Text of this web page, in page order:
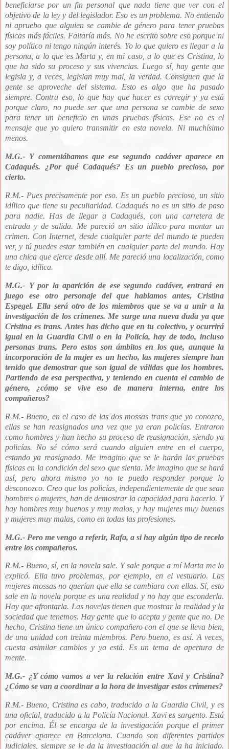
beneficiarse por un fin personal que nada tiene que ver con el
objetivo de la ley y del legislador. Eso es un problema. No entiendo
ni apruebo que alguien se cambie de género para tener pruebas
físicas más fáciles. Faltaría más. No he escrito sobre eso porque ni
soy político ni tengo ningún interés. Yo lo que quiero es llegar a la
persona, a lo que es Marta y, en mi caso, a lo que es Cristina, lo
que ha sido su proceso y sus vivencias. Luego sí, hay gente que
legisla y, a veces, legislan muy mal, la verdad. Consiguen que la
gente se aproveche del sistema. Esto es algo que ha pasado
siempre. Contra eso, lo que hay que hacer es corregir y ya está
porque claro, no puede ser que una persona se cambie de sexo
para tener un beneficio en unas pruebas físicas. Ese no es el
mensaje que yo quiero transmitir en esta novela. Ni muchísimo
menos.
M.G.- Y comentábamos que ese segundo cadáver aparece en
Cadaqués. ¿Por qué Cadaqués? Es un pueblo precioso, por
cierto.
R.M.- Pues precisamente por eso. Es un pueblo precioso, un sitio
idílico que tiene su peculiaridad. Cadaqués no es un sitio de paso
para nadie. Has de llegar a Cadaqués, con una carretera de
entrada y de salida. Me pareció un sitio idílico para montar un
crimen. Con Internet, desde cualquier parte del mundo te pueden
ver, y tú puedes estar también en cualquier parte del mundo. Hay
una chica que ejerce desde allí. Me pareció una localización, como
te digo, idílica.
M.G.- Y por la aparición de ese segundo cadáver, entrará en
juego ese otro personaje del que hablamos antes, Cristina
Espegel. Ella será otro de los miembros que se va a unir a la
investigación de los crímenes. Me surge una nueva duda ya que
Cristina es trans. Antes has dicho que en tu colectivo, y ocurrirá
igual en la Guardia Civil o en la Policía, hay de todo, incluso
personas trans. Pero estos son ámbitos en los que, aunque la
incorporación de la mujer es un hecho, las mujeres siempre han
tenido que demostrar que son igual de válidas que los hombres.
Partiendo de esa perspectiva, y teniendo en cuenta el cambio de
género, ¿cómo se vive eso de manera interna, entre los
compañeros?
R.M.- Bueno, en el caso de las dos mossas trans que yo conozco,
ellas se han reasignados una vez que ya eran policías. Entraron
como hombres y han hecho su proceso de reasignación, siendo ya
policías. No sé cómo será cuando alguien entre en el cuerpo,
estando ya reasignado. Me imagino que se le harán las pruebas
físicasen la condición del sexo que sienta. Me imagino que se hará
así, pero ahora mismo yo no te puedo responder porque lo
desconozco. Creo que los policías, independientemente de que sean
hombres o mujeres, han de demostrar la capacidad para hacerlo. Y
hay hombres muy buenos y muy malos, y hay mujeres muy buenas
y mujeres muy malas, como en todas las profesiones.
M.G.- Pero me vengo a referir, Rafa, a si hay algún tipo de recelo
entre los compañeros.
R.M.- Bueno, sí, en la novela sale. Y sale porque a mí Marta me lo
explicó. Ella tuvo problemas, por ejemplo, en el vestuario. Las
mujeres mossas no querían que ella se cambiara con ellas. Sí, esto
sale en la novela porque es una realidad y no hay que esconderla.
Hay que afrontarla. Las novelas tienen que mostrar la realidad y la
sociedad que tenemos. Hay gente que lo acepta y gente que no. De
hecho, Cristina tiene un único compañero con el que se lleva bien,
de una unidad con treinta miembros. Pero bueno, es así. A veces,
cuesta asimilar cambios y ya está. Es un tema de apertura de
mente.
M.G.- ¿Y cómo vamos a ver la relación entre Xavi y Cristina?
¿Cómo se van a coordinar a la hora de investigar estos crímenes?
R.M.- Bueno, Cristina es cabo, traducido a la Guardia Civil, y es
una oficial, traducido a la Policía Nacional. Xavi es sargento. Está
por encima. Él se encarga de la investigación porque el primer
cadáver aparece en Barcelona. Cuando son diferentes partidos
judiciales, siempre se le da la investigación al que la ha iniciado.